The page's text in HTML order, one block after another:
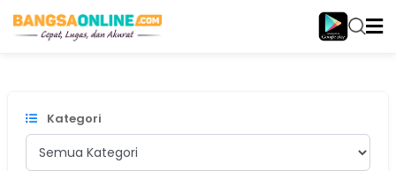
Indeks Berita
Kategori